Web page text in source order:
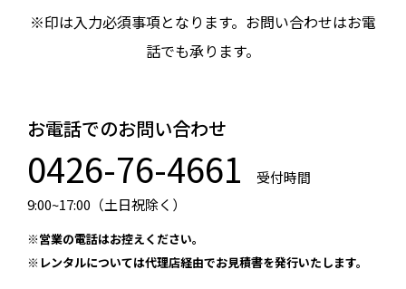
※印は入力必須事項となります。お問い合わせはお電
話でも承ります。
お電話でのお問い合わせ
0426-76-4661
受付時間
9:00~17:00（土日祝除く）
※営業の電話はお控えください。
※レンタルについては代理店経由でお見積書を発行いたします。